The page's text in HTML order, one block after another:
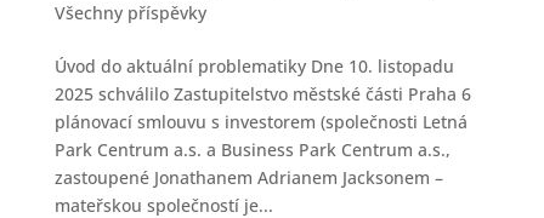
Všechny příspěvky
Úvod do aktuální problematiky Dne 10. listopadu
2025 schválilo Zastupitelstvo městské části Praha 6
plánovací smlouvu s investorem (společnosti Letná
Park Centrum a.s. a Business Park Centrum a.s.,
zastoupené Jonathanem Adrianem Jacksonem –
mateřskou společností je...